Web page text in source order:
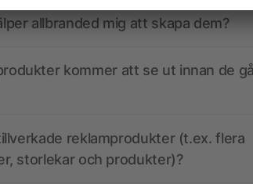
allbranded mig att skapa dem?
kommer att se ut innan de
reklamprodukter (t.ex. flera
storlekar och produkter)?